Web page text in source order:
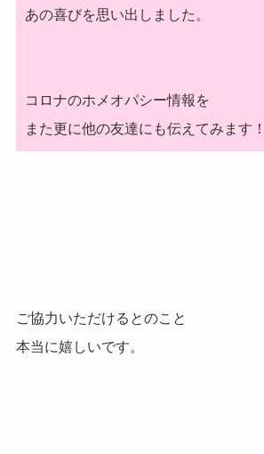
あの喜びを思い出しました。
コロナのホメオパシー情報を
また更に他の友達にも伝えてみます！
ご協力いただけるとのこと
本当に嬉しいです。